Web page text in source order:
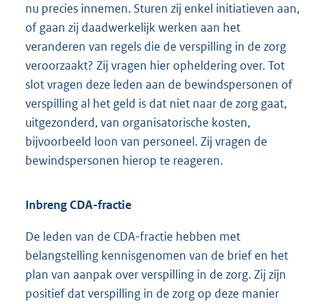
nu precies innemen. Sturen zij enkel initiatieven aan,
of gaan zij daadwerkelijk werken aan het
veranderen van regels die de verspilling in de zorg
veroorzaakt? Zij vragen hier opheldering over. Tot
slot vragen deze leden aan de bewindspersonen of
verspilling al het geld is dat niet naar de zorg gaat,
uitgezonderd, van organisatorische kosten,
bijvoorbeeld loon van personeel. Zij vragen de
bewindspersonen hierop te reageren.
Inbreng CDA-fractie
De leden van de CDA-fractie hebben met
belangstelling kennisgenomen van de brief en het
plan van aanpak over verspilling in de zorg. Zij zijn
positief dat verspilling in de zorg op deze manier